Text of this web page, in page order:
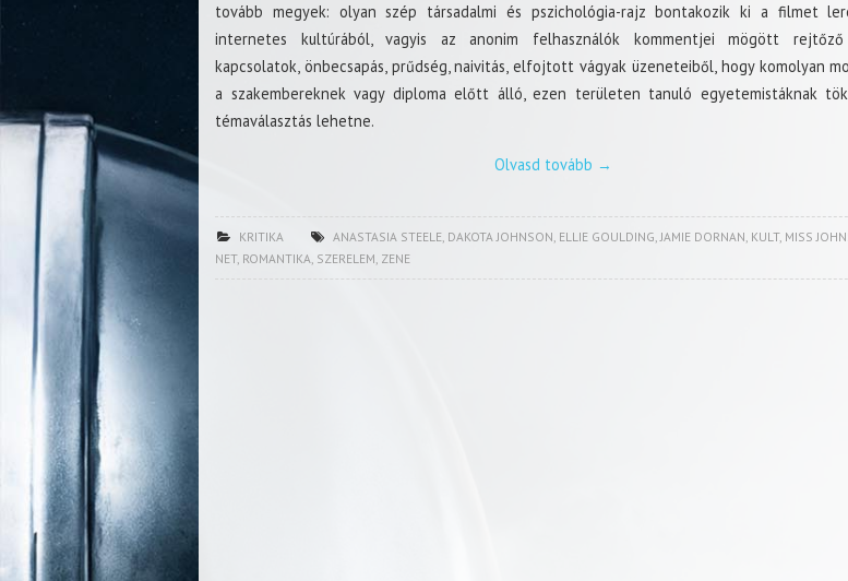
tovább megyek: olyan szép társadalmi és pszichológia-rajz bontakozik ki a filmet
internetes kultúrából, vagyis az anonim felhasználók kommentjei mögött rejtőző
kapcsolatok, önbecsapás, prűdség, naivitás, elfojtott vágyak üzeneteiből, hogy komolyan
a szakembereknek vagy diploma előtt álló, ezen területen tanuló egyetemistáknak
témaválasztás lehetne.
Olvasd tovább →
KRITIKA ANASTASIA STEELE, DAKOTA JOHNSON, ELLIE GOULDING,JAMIE DORNAN, KULT, MISS
NET, ROMANTIKA, SZERELEM, ZENE